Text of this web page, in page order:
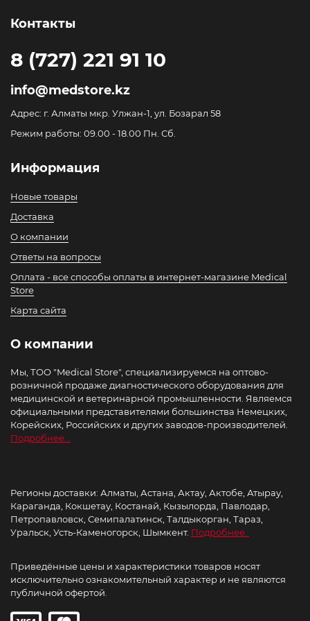
Контакты
8 (727) 221 91 10
info@medstore.kz
Адрес: г. Алматы мкр. Улжан-1, ул. Бозарал 58
Режим работы: 09.00 - 18.00 Пн. Сб.
Информация
Новые товары
Доставка
О компании
Ответы на вопросы
Оплата - все способы оплаты в интернет-магазине Medical
Store
Карта сайта
О компании
Мы, ТОО "Medical Store", специализируемся на оптово-
розничной продаже диагностического оборудования для
медицинской и ветеринарной промышленности. Являемся
официальными представителями большинства Немецких,
Корейских, Российских и других заводов-производителей.
Подробнее...
Регионы доставки: Алматы, Астана, Актау, Актобе, Атырау,
Караганда, Кокшетау, Костанай, Кызылорда, Павлодар,
Петропавловск, Семипалатинск, Талдыкорган, Тараз,
Уральск, Усть-Каменогорск, Шымкент. Подробнее..
Приведённые цены и характеристики товаров носят
исключительно ознакомительный характер и не являются
публичной офертой.